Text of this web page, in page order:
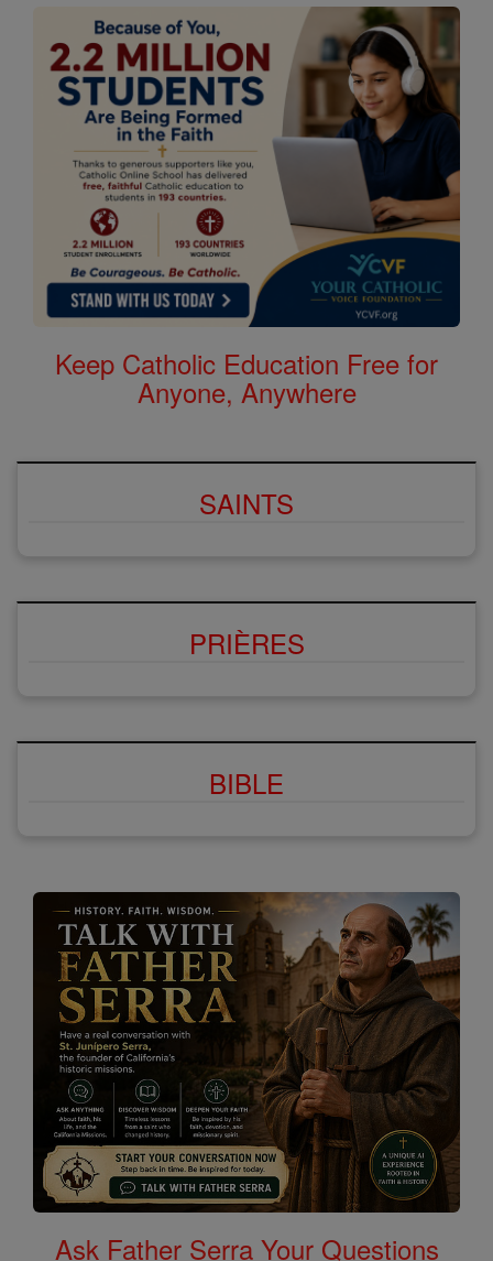
Keep Catholic Education Free for
Anyone, Anywhere
SAINTS
PRIÈRES
BIBLE
Ask Father Serra Your Questions